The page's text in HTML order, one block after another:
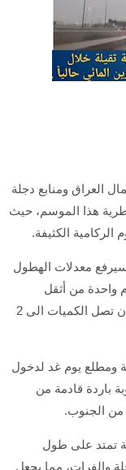
العراق ومنابع دجلة
هذا الموسم، حيث
الكثيفة.
معدلات الهطول
واحدة من أثقل
الحالات المطرية هذا الموسم، وسط توقعات بان تصل الكميات الى 2
ومطلع يوم غد لدخول
باردة قادمة من
من الجنوب.
تمتد على طول
والفرات، مما يجعل